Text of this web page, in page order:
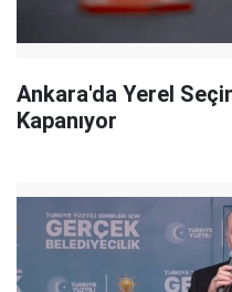
Ankara'da Yerel
Kapanıyor